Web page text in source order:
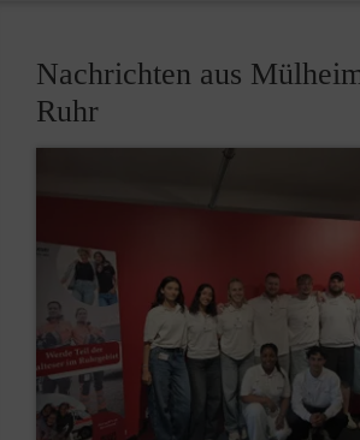
Nachrichten aus
Ruhr